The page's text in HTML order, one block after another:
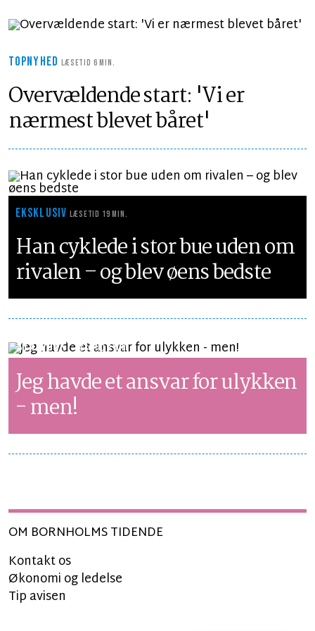
TOPNYHEDLÆSETID 6 MIN.
Overvældende start: 'Vi er
nærmest blevet båret'
EKSKLUSIVLÆSETID 19 MIN.
Han cyklede i stor bue uden om
rivalen – og blev øens bedste
SYNSPUNKT LÆSETID 1 MIN.
Jeg havde et ansvar for ulykken
- men!
OM BORNHOLMS TIDENDE
Kontakt os
Økonomi og ledelse
Tip avisen